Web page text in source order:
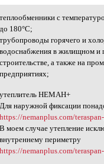
с
теплообменники с
до 180°С;
трубопроводы горячего и
водоснабжения в жилищном и
строительстве, а также на
предприятиях;
утеплитель НЕМАН+
Для наружной фиксации
https://nemanplus.com/
В моем случае утепление
внутреннему периметру
https://nemanplus.com/